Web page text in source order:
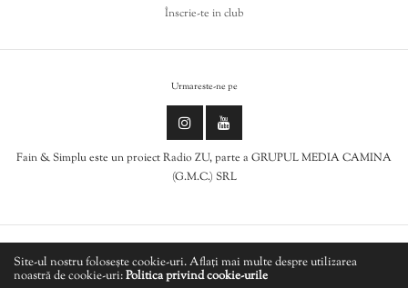
Înscrie-te in club
Urmareste-ne pe
Fain & Simplu este un proiect Radio ZU, parte a GRUPUL MEDIA CAMINA
(G.M.C.) SRL
Politica de cookies
Site-ul nostru folosește cookie-uri. Aflați mai multe despre utilizarea
noastră de cookie-uri:Politica privind cookie-urile